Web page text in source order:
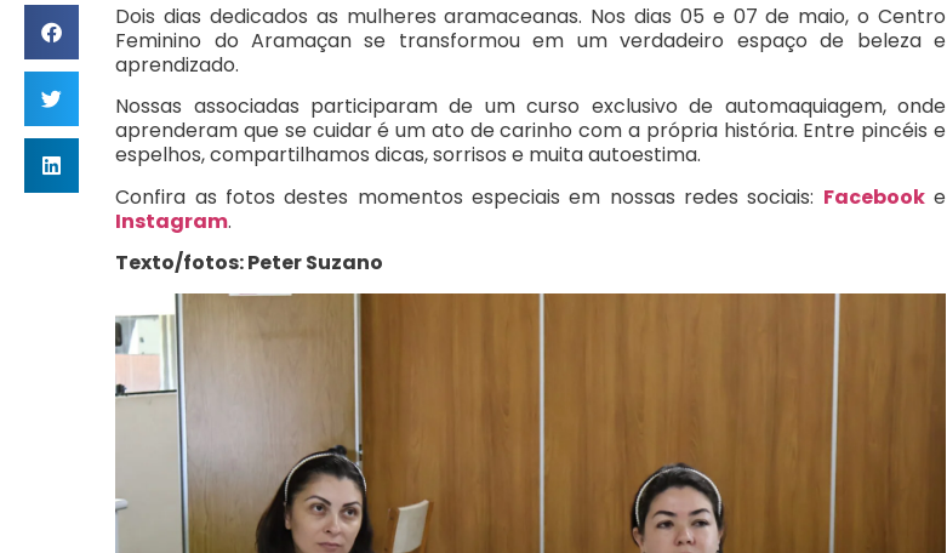
Dois dias dedicados as mulheres aramaceanas. Nos dias 05 e 07 de maio, o Centro
Feminino do Aramaçan se transformou em um verdadeiro espaço de beleza e
aprendizado.
Nossas associadas participaram de um curso exclusivo de automaquiagem, onde
aprenderam que se cuidar é um ato de carinho com a própria história. Entre pincéis e
espelhos, compartilhamos dicas, sorrisos e muita autoestima.
Confira as fotos destes momentos especiais em nossas redes sociais: Facebooke
Instagram.
Texto/fotos: Peter Suzano